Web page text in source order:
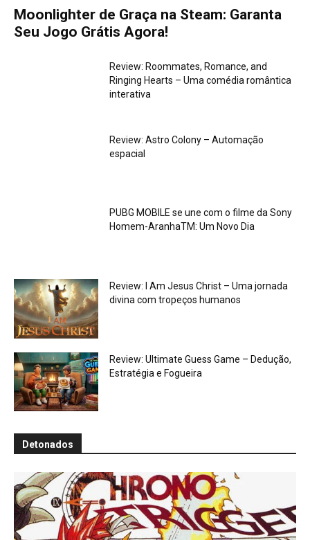
Moonlighter de Graça na Steam: Garanta
Seu Jogo Grátis Agora!
Review: Roommates, Romance, and
Ringing Hearts – Uma comédia romântica
interativa
Review: Astro Colony – Automação
espacial
PUBG MOBILE se une com o filme da Sony
Homem-AranhaTM: Um Novo Dia
Review: I Am Jesus Christ – Uma jornada
divina com tropeços humanos
Review: Ultimate Guess Game – Dedução,
Estratégia e Fogueira
Detonados